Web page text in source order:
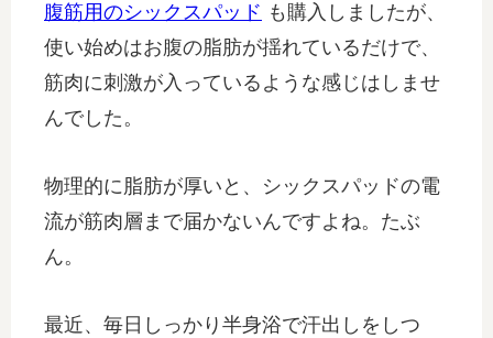
腹筋用のシックスパッド も購入しましたが、
使い始めはお腹の脂肪が揺れているだけで、
筋肉に刺激が入っているような感じはしませ
んでした。
物理的に脂肪が厚いと、シックスパッドの電
流が筋肉層まで届かないんですよね。たぶ
ん。
最近、毎日しっかり半身浴で汗出しをしつ